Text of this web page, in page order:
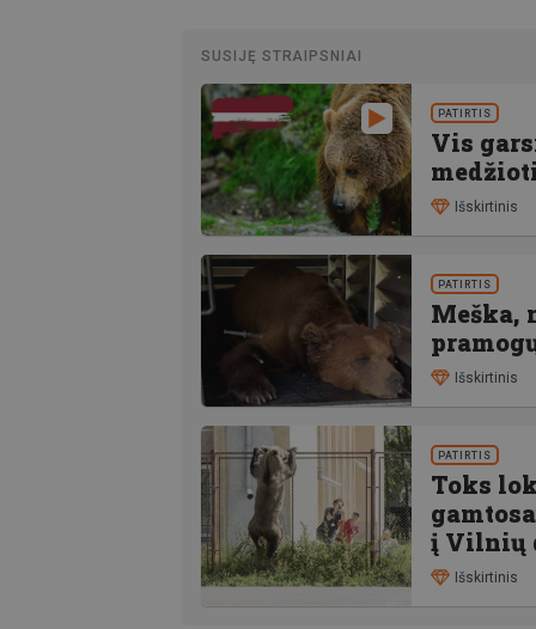
SUSIJĘ STRAIPSNIAI
PATIRTIS
Vis
Išskirtinis
PATIRTIS
Meška,
Išskirtinis
PATIRTIS
Toks
į Vilnių
Išskirtinis